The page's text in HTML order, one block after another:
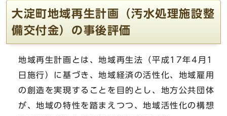
大淀町地域再生計画（汚水処理施設整
備交付金）の事後評価
地域再生計画とは、地域再生法（平成17年4月1
日施行）に基づき、地域経済の活性化、地域雇用
の創造を実現することを目的とし、地方公共団体
が、地域の特性を踏まえつつ、地域活性化の構想